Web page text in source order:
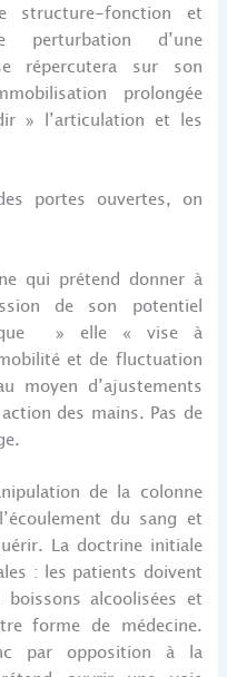
structure-fonction et
d’une
répercutera sur son
prolongée
» l’articulation et les
portes ouvertes, on
qui prétend donner à
de son potentiel
» elle « vise à
et de fluctuation
moyen d’ajustements
des mains. Pas de
de la colonne
du sang et
La doctrine initiale
: les patients doivent
boissons alcoolisées et
forme de médecine.
par opposition à la